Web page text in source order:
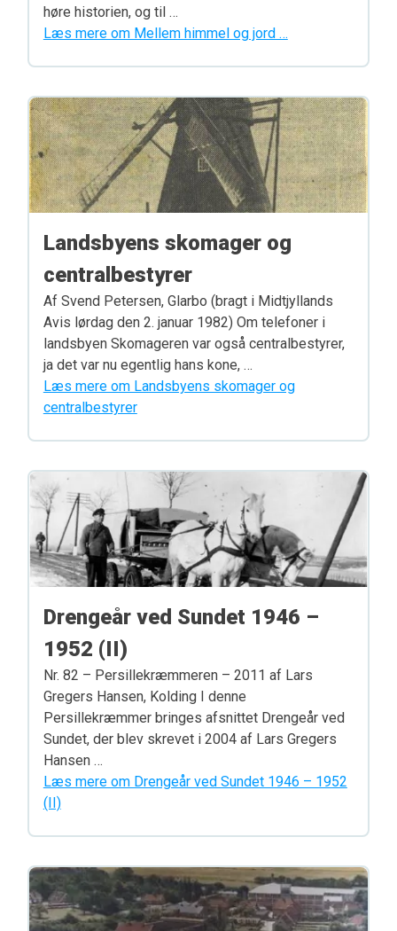
høre historien, og til …
Læs mere om Mellem himmel og jord …
Landsbyens skomager og
centralbestyrer
Af Svend Petersen, Glarbo (bragt i Midtjyllands
Avis lørdag den 2. januar 1982) Om telefoner i
landsbyen Skomageren var også centralbestyrer,
ja det var nu egentlig hans kone, …
Læs mere om Landsbyens skomager og
centralbestyrer
Drengeår ved Sundet 1946 –
1952 (II)
Nr. 82 – Persillekræmmeren – 2011 af Lars
Gregers Hansen, Kolding I denne
Persillekræmmer bringes afsnittet Drengeår ved
Sundet, der blev skrevet i 2004 af Lars Gregers
Hansen …
Læs mere om Drengeår ved Sundet 1946 – 1952
(II)